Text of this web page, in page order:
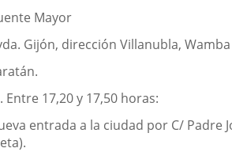
Mayor
Gijón, dirección Villanubla,
Entre 17,20 y 17,50 horas:
entrada a la ciudad por C/ Padre